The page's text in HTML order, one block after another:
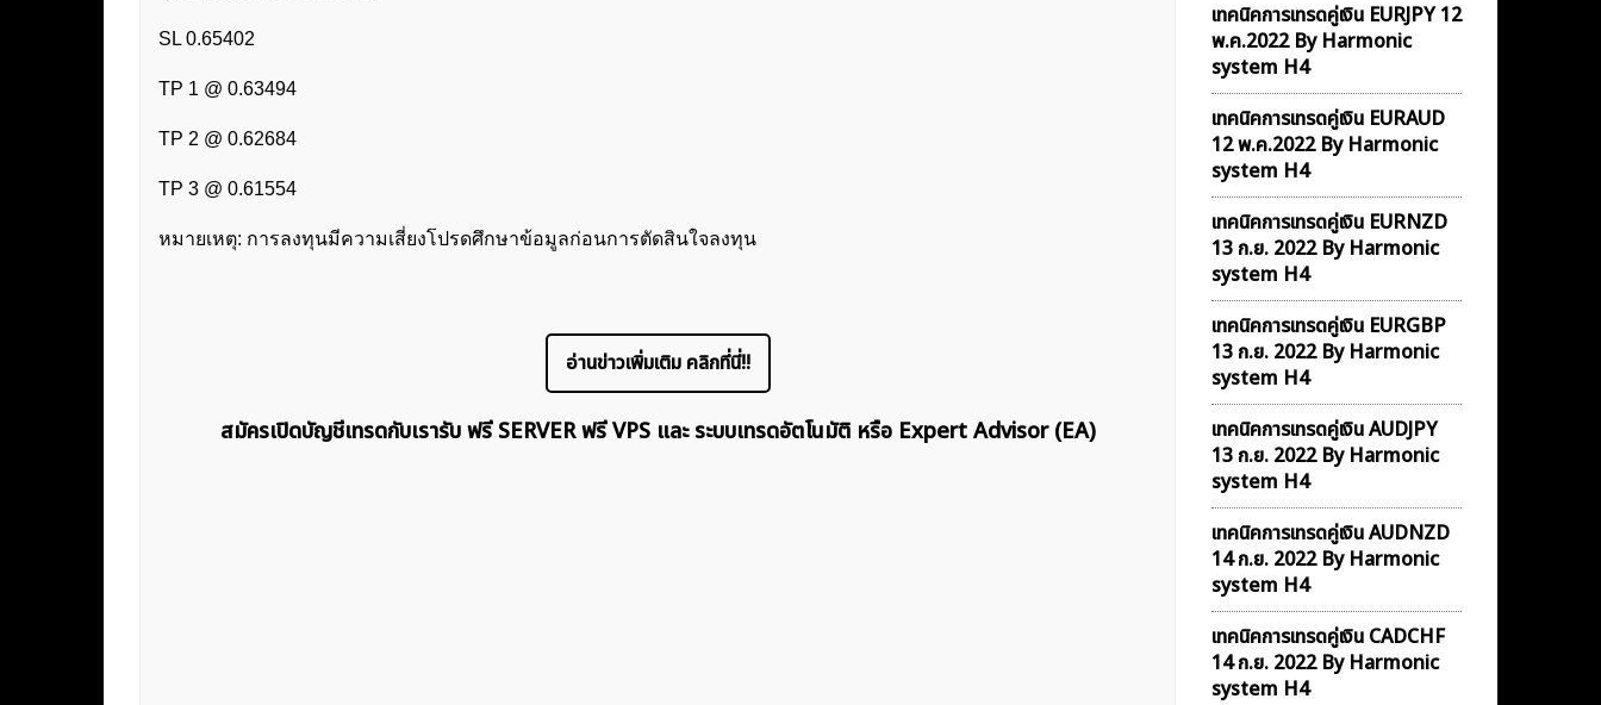
SL 0.65402
TP 1 @ 0.63494
TP 2 @ 0.62684
TP 3 @ 0.61554
หมายเหตุ: การลงทุนมีความเสี่ยงโปรดศึกษาข้อมูลก่อนการตัดสินใจลงทุน
อ่านข่าวเพิ่มเติม คลิกที่นี่!!
สมัครเปิดบัญชีเทรดกับเรารับ ฟรี SERVER ฟรี VPS และ ระบบเทรดอัตโนมัติ หรือ Expert Advisor (EA)
เทคนิคการเทรดคู่เงิน EURJPY 12
พ.ค.2022 By Harmonic
system H4
เทคนิคการเทรดคู่เงิน EURAUD
12 พ.ค.2022 By Harmonic
system H4
เทคนิคการเทรดคู่เงิน EURNZD
13 ก.ย. 2022 By Harmonic
system H4
เทคนิคการเทรดคู่เงิน EURGBP
13 ก.ย. 2022 By Harmonic
system H4
เทคนิคการเทรดคู่เงิน AUDJPY
13 ก.ย. 2022 By Harmonic
system H4
เทคนิคการเทรดคู่เงิน AUDNZD
14 ก.ย. 2022 By Harmonic
system H4
เทคนิคการเทรดคู่เงิน CADCHF
14 ก.ย. 2022 By Harmonic
system H4